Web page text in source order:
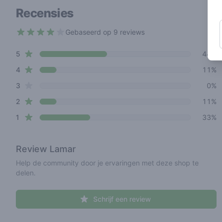
Recensies
Gebaseerd op 9 reviews
Review data
5 star reviews
44%
4star reviews
11%
3
0%
2 star reviews
11%
1 star reviews 33%
Review Lamar
Help de community door je ervaringen met deze shop te
delen.
Schrijf een review